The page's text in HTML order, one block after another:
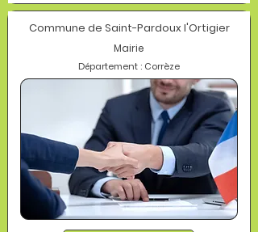
Commune de Saint-Pardoux l'Ortigier
Mairie
Département : Corrèze